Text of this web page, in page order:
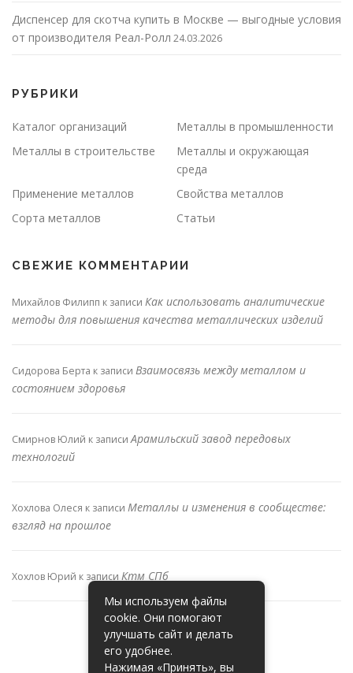
Диспенсер для скотча купить в Москве — выгодные условия
от производителя Реал-Ролл 24.03.2026
РУБРИКИ
Каталог организаций
Металлы в промышленности
Металлы в строительстве
Металлы и окружающая
среда
Применение металлов
Свойства металлов
Сорта металлов
Статьи
СВЕЖИЕ КОММЕНТАРИИ
Михайлов Филипп к записи Как использовать аналитические
методы для повышения качества металлических изделий
Сидорова Берта к записи Взаимосвязь между металлом и
состоянием здоровья
Смирнов Юлий к записиАрамильский завод передовых
технологий
Хохлова Олеся к записи Металлы и изменения в сообществе:
взгляд на прошлое
Хохлов Юрий к записи Ктм СПб
Мы используем файлы
cookie. Они помогают
улучшать сайт и делать
его удобнее.
Нажимая «Принять», вы